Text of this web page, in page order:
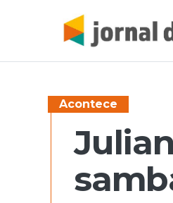
Acontece